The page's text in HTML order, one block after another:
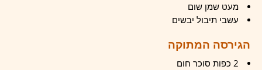
מעט שמן שום
עשבי תיבול יבשים
הגירסה המתוקה
2 כפות סוכר חום